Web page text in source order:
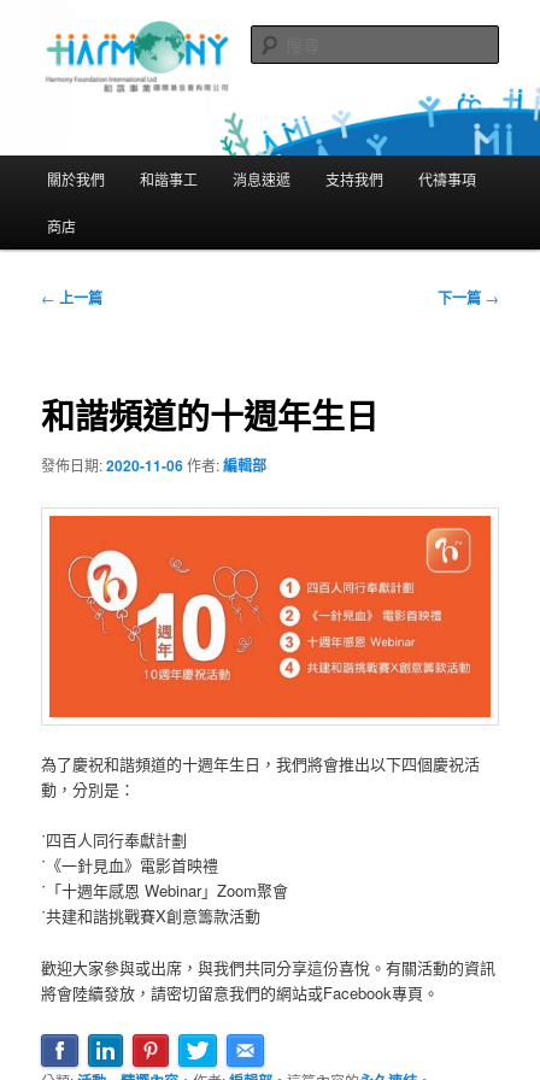
和諧事業國際基金會有限公司
Harmony Foundation International
Limited
尋
單
關於我們 和諧事工 消息速遞 支持我們 代禱事項
商店
文
← 上一篇 下一篇 →
和諧頻道的十週年生日
發佈日期:2020-11-06作者:編輯部
為了慶祝和諧頻道的十週年生日，我們將會推出以下四個慶祝活
動，分別是：
˙四百人同行奉獻計劃
˙《一針見血》電影首映禮
˙「十週年感恩 Webinar」Zoom聚會
˙共建和諧挑戰賽X創意籌款活動
歡迎大家參與或出席，與我們共同分享這份喜悅。有關活動的資訊
將會陸續發放，請密切留意我們的網站或Facebook專頁。